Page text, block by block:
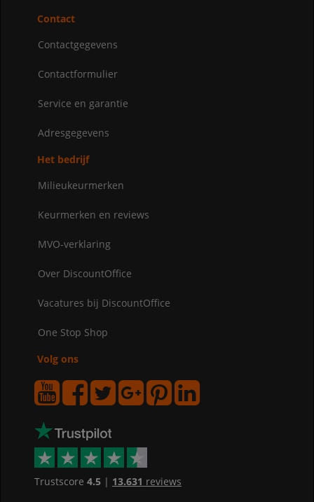
Contact
Contactgegevens
Contactformulier
Service en garantie
Adresgegevens
Het bedrijf
Milieukeurmerken
Keurmerken en reviews
MVO-verklaring
Over DiscountOffice
Vacatures bij DiscountOffice
One Stop Shop
Volg ons
Trustscore 4.5| 13.631 reviews